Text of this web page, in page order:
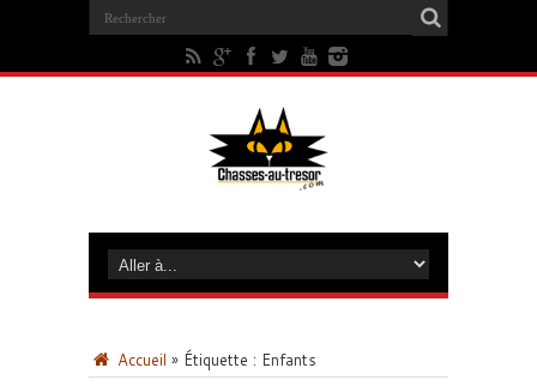
Accueil » Étiquette : Enfants